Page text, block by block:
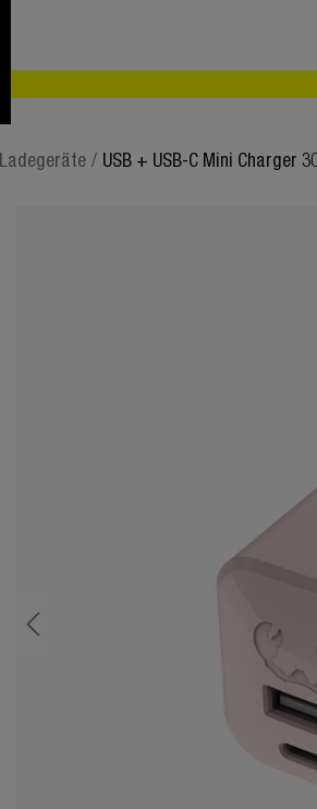
Ladegeräte / USB + USB-C Mini Charger